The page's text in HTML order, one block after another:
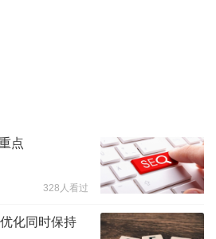
点
328人看过
化同时保持